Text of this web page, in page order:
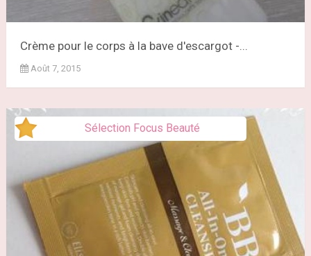
Crème pour le corps à la bave d'escargot -...
Août 7, 2015
Sélection Focus Beauté